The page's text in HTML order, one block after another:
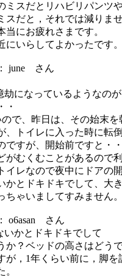
ミスだとリハビリパンツ
スだと，それでは減りま
にお疲れさまです。
にいらしてよかったです
june さん
になっているようなのが
・
で、昨日は、その始末
、トイレに入った時に転
ですが、開始前ですと・
がむくむことがあるので
イレなので夜中にドアの
かとドキドキでして、大
ちゃいましてすみません。
o6asan さん
いかとドキドキでして
か？ベッドの高さはどう
が，1年くらい前に，脚